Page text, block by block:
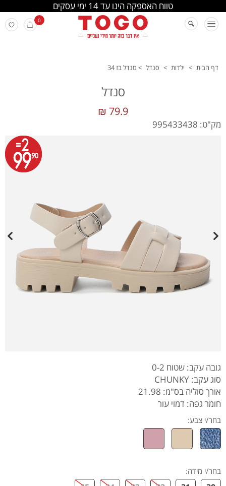
החלפה והחזרה מתבצעת בסניפי הרשת
0
דף הבית > ילדות > סנדל > סנדל בז 34
סנדל
79.9 ₪
מק"ט: 995433438
גובה עקב: שטוח 0-2
סוג עקב: CHUNKY
אורך סוליה בס"מ: 21.98
חומר גפה: דמוי עור
בחר/י צבע:
בחר/י מידה: